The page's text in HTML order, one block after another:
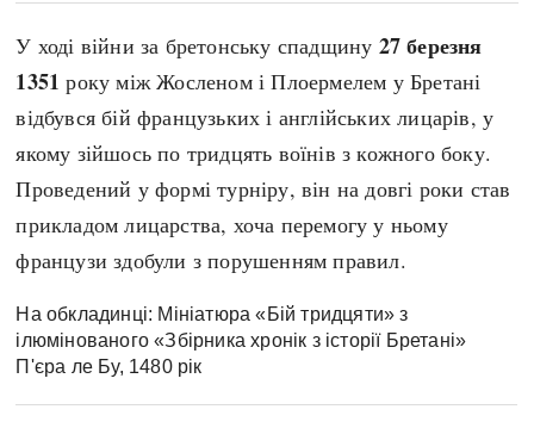
КАРТИ
НОТА БЕНЕ
ПРЯМА МОВА
МОЯ ІСТОРІЯ
Авіація і космонавтика
Архітектура і будівництво
Битви і війни
Катастрофи
Княжа доба
Козацька доба
Українська революція
Україна радянська
У ході війни за бретонську спадщину 27 березня
1351 року між Жосленом і Плоермелем у Бретані
відбувся бій французьких і англійських лицарів, у
якому зійшось по тридцять воїнів з кожного боку.
Проведений у формі турніру, він на довгі роки став
прикладом лицарства, хоча перемогу у ньому
французи здобули з порушенням правил.
На обкладинці: Мініатюра «Бій тридцяти» з
ілюмінованого «Збірника хронік з історії Бретані»
П'єра ле Бу, 1480 рік